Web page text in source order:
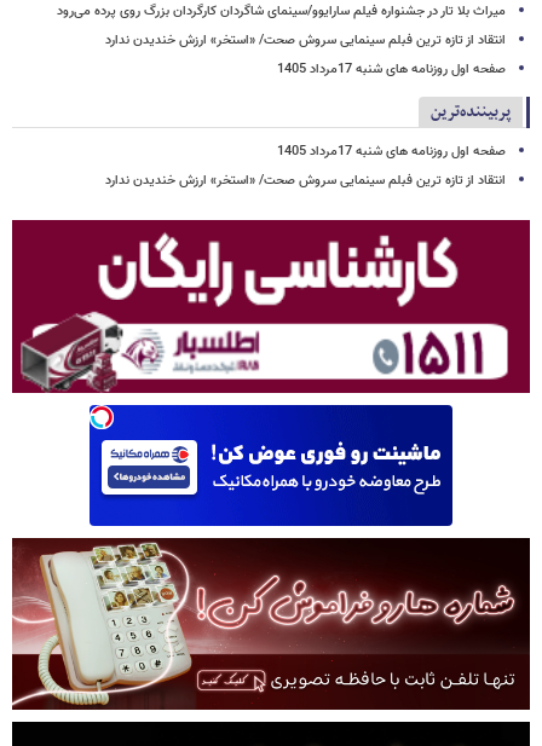
میراث بلا تار در جشنواره فیلم سارایوو/سینمای شاگردان کارگردان بزرگ روی پرده می‌رود
انتقاد از تازه ترین فبلم سینمایی سروش صحت/ «استخر» ارزش خندیدن ندارد
صفحه اول روزنامه های شنبه 17مرداد 1405
پربیننده‌ترین
صفحه اول روزنامه های شنبه 17مرداد 1405
انتقاد از تازه ترین فبلم سینمایی سروش صحت/ «استخر» ارزش خندیدن ندارد